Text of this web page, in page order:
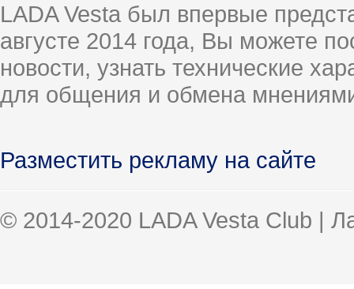
LADA Vesta был впервые
августе 2014 года, Вы можете
новости, узнать технические
для общения и обмена
Разместить рекламу на сайте
© 2014-2020 LADA Vesta Club |